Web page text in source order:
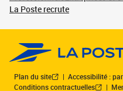
La Poste recrute
Plan du site
Accessibilité :
Conditions contractuelles